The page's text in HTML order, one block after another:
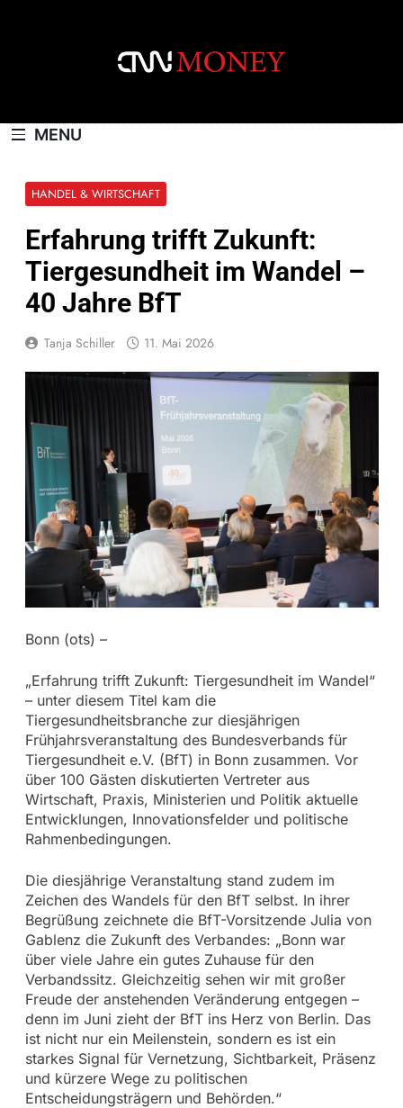
MENU
HANDEL & WIRTSCHAFT
Erfahrung trifft Zukunft:
Tiergesundheit im Wandel –
40 Jahre BfT
Tanja Schiller 11. Mai 2026
Bonn (ots) –
„Erfahrung trifft Zukunft: Tiergesundheit im Wandel“
– unter diesem Titel kam die
Tiergesundheitsbranche zur diesjährigen
Frühjahrsveranstaltung des Bundesverbands für
Tiergesundheit e.V. (BfT) in Bonn zusammen. Vor
über 100 Gästen diskutierten Vertreter aus
Wirtschaft, Praxis, Ministerien und Politik aktuelle
Entwicklungen, Innovationsfelder und politische
Rahmenbedingungen.
Die diesjährige Veranstaltung stand zudem im
Zeichen des Wandels für den BfT selbst. In ihrer
Begrüßung zeichnete die BfT-Vorsitzende Julia von
Gablenz die Zukunft des Verbandes: „Bonn war
über viele Jahre ein gutes Zuhause für den
Verbandssitz. Gleichzeitig sehen wir mit großer
Freude der anstehenden Veränderung entgegen –
denn im Juni zieht der BfT ins Herz von Berlin. Das
ist nicht nur ein Meilenstein, sondern es ist ein
starkes Signal für Vernetzung, Sichtbarkeit, Präsenz
und kürzere Wege zu politischen
Entscheidungsträgern und Behörden.“